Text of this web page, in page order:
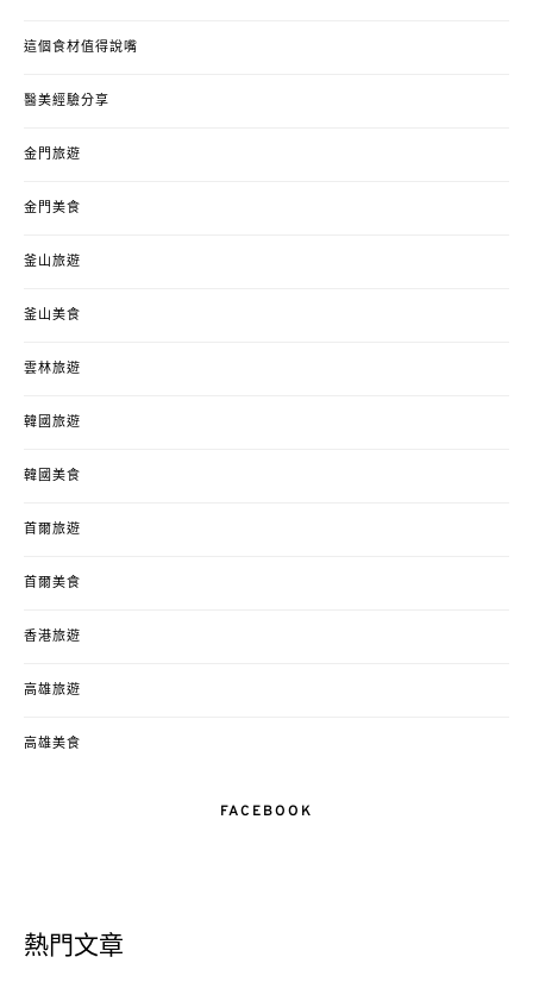
這個食材值得說嘴
醫美經驗分享
金門旅遊
金門美食
釜山旅遊
釜山美食
雲林旅遊
韓國旅遊
韓國美食
首爾旅遊
首爾美食
香港旅遊
高雄旅遊
高雄美食
FACEBOOK
熱門文章